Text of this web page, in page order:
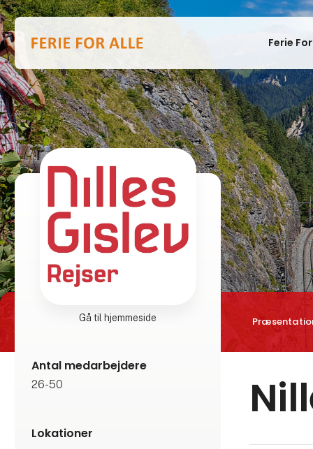
Ferie
Gå til hjemmeside
Antal medarbejdere
26-50
Lokationer